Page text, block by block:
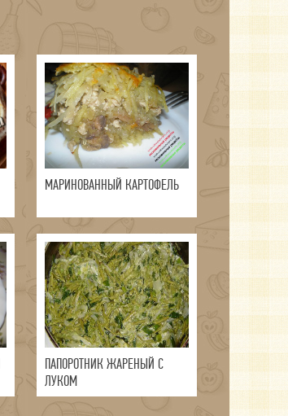
МАРИНОВАННЫЙ КАРТОФЕЛЬ
ПАПОРОТНИК ЖАРЕНЫЙ С
ЛУКОМ